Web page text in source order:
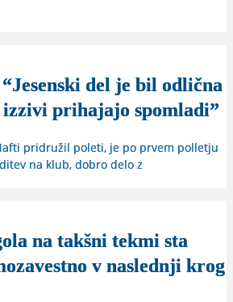
del je bil odlična
izzivi prihajajo spomladi”
pridružil poleti, je po prvem polletju
na klub, dobro delo z
na takšni tekmi sta
v naslednji krog